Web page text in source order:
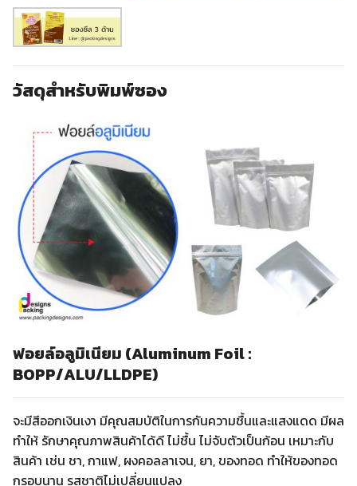
วัสดุสำหรับพิมพ์ซอง
ฟอยล์อลูมิเนียม (Aluminum Foil :
BOPP/ALU/LLDPE)
จะมีสีออกเงินเงา มีคุณสมบัติในการกันความชื้นและแสงแดด มีผล
ทำให้ รักษาคุณภาพสินค้าได้ดี ไม่ชื้น ไม่จับตัวเป็นก้อน เหมาะกับ
สินค้า เช่น ชา, กาแฟ, ผงคอลลาเจน, ยา, ของทอด ทำให้ของทอด
กรอบนาน รสชาติไม่เปลี่ยนแปลง